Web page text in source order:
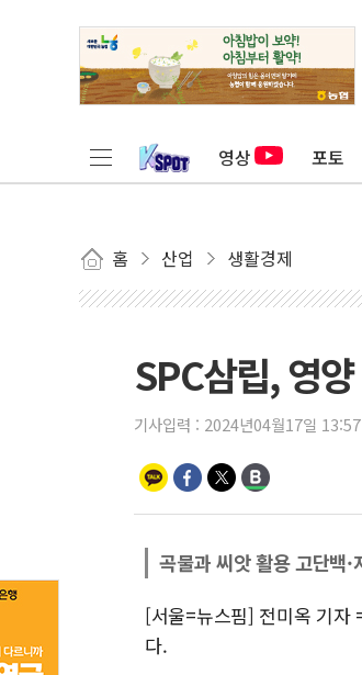
영상 포토
홈 산업 생활경제
SPC삼립, 영
기사입력 : 2024년04월17일 13:57
곡물과 씨앗 활용 고단백·
[서울=뉴스핌] 전미옥 기자
다.